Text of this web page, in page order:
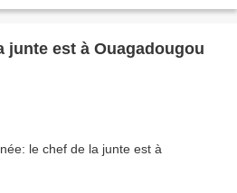
junte est à Ouagadougou